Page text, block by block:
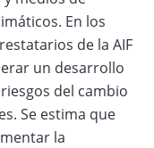
En los
de la AIF
un desarrollo
del cambio
Se estima que
la